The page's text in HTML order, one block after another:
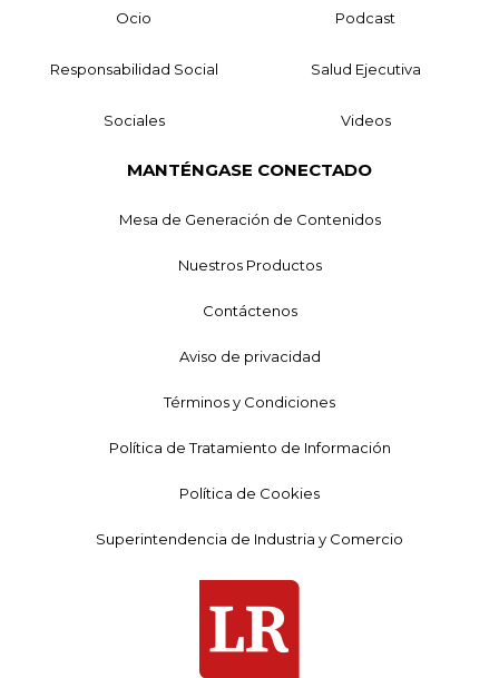
Ocio Podcast
Responsabilidad Social Salud Ejecutiva
Sociales Videos
MANTÉNGASE CONECTADO
Mesa de Generación de Contenidos
Nuestros Productos
Contáctenos
Aviso de privacidad
Términos y Condiciones
Política de Tratamiento de Información
Política de Cookies
Superintendencia de Industria y Comercio